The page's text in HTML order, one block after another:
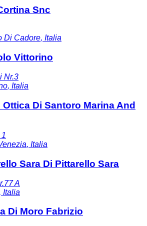
Snc
Di Cadore, Italia
Vittorino
Nr.3
, Italia
Di Santoro Marina And
, Italia
Sara Di Pittarello Sara
A
, Italia
Di Moro Fabrizio